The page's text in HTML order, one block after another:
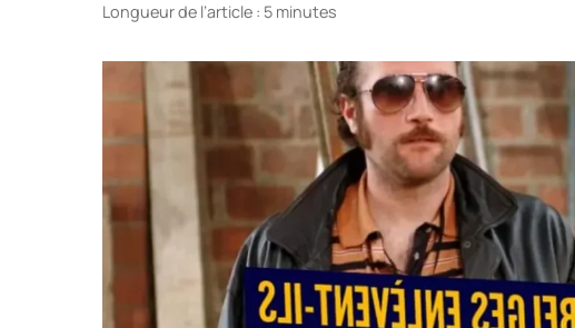
Longueur de l’article : 5 minutes